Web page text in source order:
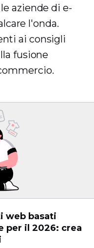
aziende di e-
l'onda.
ai consigli
fusione
web basati
per il 2026: crea